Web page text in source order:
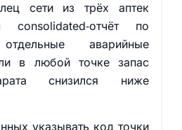
сети из трёх аптек
consolidated‑отчёт по
аварийные
в любой точке запас
снизился ниже
указывать код точки